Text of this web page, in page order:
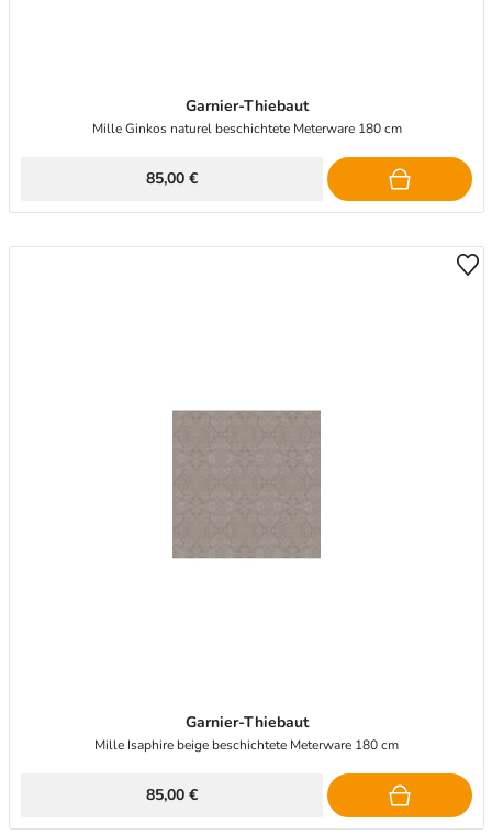
Garnier-Thiebaut
Mille Ginkos naturel beschichtete Meterware 180 cm
85,00 €
Garnier-Thiebaut
Mille Isaphire beige beschichtete Meterware 180 cm
85,00 €